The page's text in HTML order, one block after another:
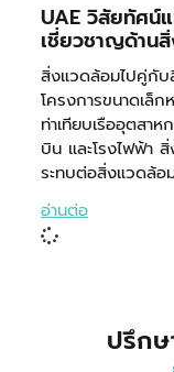
UAE วิสัยทัศน์
เชี่ยวชาญด้าน
สิ่งแวดล้อมไปคู่กับ
โครงการขนาดเล็
ท่าเทียบเรืออุตสา
บิน และโรงไฟฟ้า
ระทบต่อสิ่งแวดล้อ
อ่านต่อ
ปรึก